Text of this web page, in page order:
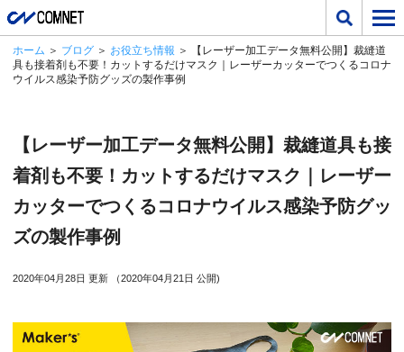
ホーム ＞ ブログ ＞ お役立ち情報 ＞ 【レーザー加工データ無料公開】裁縫道
具も接着剤も不要！カットするだけマスク｜レーザーカッターでつくるコロナ
ウイルス感染予防グッズの製作事例
【レーザー加工データ無料公開】裁縫道具も接
着剤も不要！カットするだけマスク｜レーザー
カッターでつくるコロナウイルス感染予防グッ
ズの製作事例
2020年04月28日 更新 （2020年04月21日 公開)